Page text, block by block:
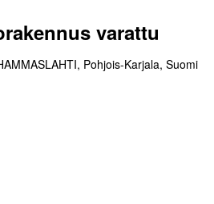
varattu
Pohjois-Karjala, Suomi